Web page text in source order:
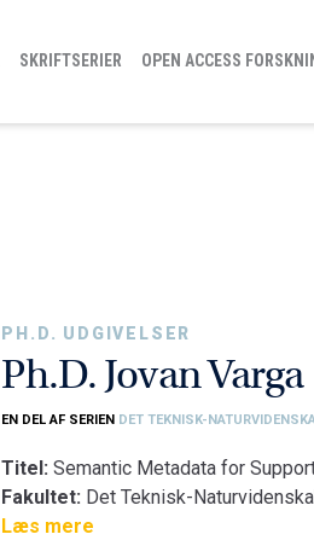
SKRIFTSERIER OPEN ACCESS
PH.D. UDGIVELSER
Ph.D. Jovan Varga
EN DEL AF SERIEN DET TEKNISK-
Titel:Semantic Metadata for
Fakultet: Det Teknisk-
Institut:Institut for Datalogi
Læs mere